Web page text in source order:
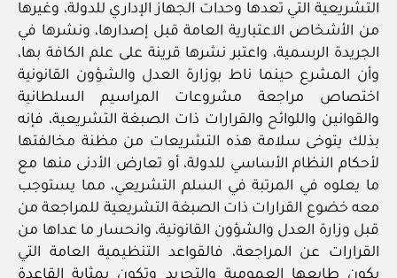
التشريعية التي تعدها وحدات الجهاز الإداري للدولة، وغيرها
من الأشخاص الاعتبارية العامة قبل إصدارها، ونشرها في
الجريدة الرسمية، واعتبر نشرها قرينة على علم الكافة بها،
وأن المشرع حينما ناط بوزارة العدل والشؤون القانونية
اختصاص مراجعة مشروعات المراسيم السلطانية
والقوانين واللوائح والقرارات ذات الصبغة التشريعية، فإنه
بذلك يتوخى سلامة هذه التشريعات من مظنة مخالفتها
لأحكام النظام الأساسي للدولة، أو تعارض الأدنى منها مع
ما يعلوه في المرتبة في السلم التشريعي، مما يستوجب
معه خضوع القرارات ذات الصبغة التشريعية للمراجعة من
قبل وزارة العدل والشؤون القانونية، وانحسار ما عداها من
القرارات عن المراجعة، فالقواعد التنظيمية العامة التي